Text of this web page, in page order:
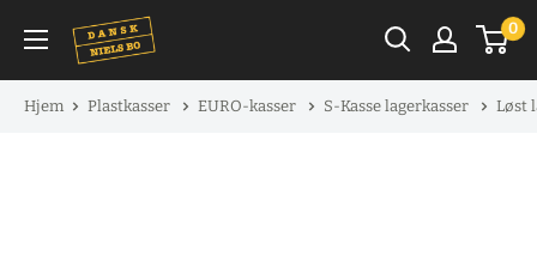
indhold
0
Hjem Plastkasser EURO-kasser S-Kasse lagerkasser Løst